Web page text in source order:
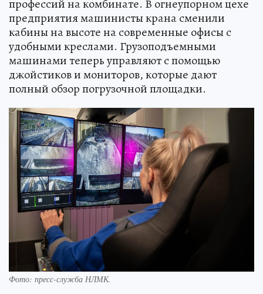
профессий на комбинате. В огнеупорном цехе
предприятия машинисты крана сменили
кабины на высоте на современные офисы с
удобными креслами. Грузоподъемными
машинами теперь управляют с помощью
джойстиков и мониторов, которые дают
полный обзор погрузочной площадки.
Фото: пресс-служба НЛМК.